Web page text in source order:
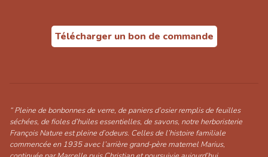
Télécharger un bon de commande
“ Pleine de bonbonnes de verre, de paniers d’osier remplis de feuilles
séchées, de fioles d’huiles essentielles, de savons, notre herboristerie
François Nature est pleine d’odeurs. Celles de l’histoire familiale
commencée en 1935 avec l’arrière grand-père maternel Marius,